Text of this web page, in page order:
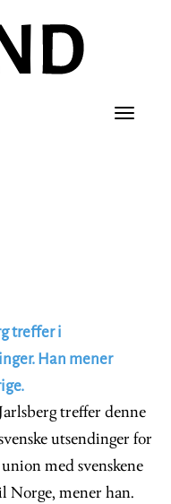
Toggle
treffer i
Han mener
treffer denne
utsendinger for
med svenskene
mener han.